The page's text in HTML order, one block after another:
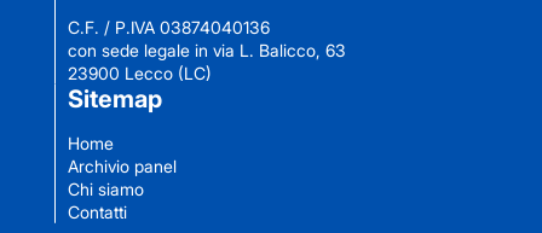
C.F. / P.IVA 03874040136
con sede legale in via L. Balicco, 63
23900 Lecco (LC)
Sitemap
Home
Archivio panel
Chi siamo
Contatti